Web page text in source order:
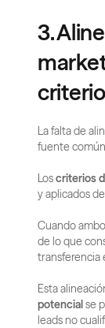
3.
La falta de
fuente
Los criterios
y aplicados
Cuando
de lo que
transferencia
Esta
potencial se
leads no